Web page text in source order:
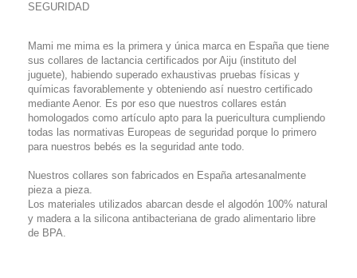
SEGURIDAD
Mami me mima es la primera y única marca en España que tiene
sus collares de lactancia certificados por Aiju (instituto del
juguete), habiendo superado exhaustivas pruebas físicas y
químicas favorablemente y obteniendo así nuestro certificado
mediante Aenor. Es por eso que nuestros collares están
homologados como artículo apto para la puericultura cumpliendo
todas las normativas Europeas de seguridad porque lo primero
para nuestros bebés es la seguridad ante todo.
Nuestros collares son fabricados en España artesanalmente
pieza a pieza.
Los materiales utilizados abarcan desde el algodón 100% natural
y madera a la silicona antibacteriana de grado alimentario libre
de BPA.